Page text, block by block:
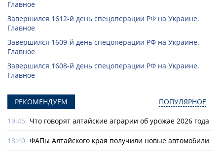
Главное
Завершился 1612-й день спецоперации РФ на Украине.
Главное
Завершился 1609-й день спецоперации РФ на Украине.
Главное
Завершился 1608-й день спецоперации РФ на Украине.
Главное
РЕКОМЕНДУЕМ ПОПУЛЯРНОЕ
19:45 Что говорят алтайские аграрии об урожае 2026 года
18:40 ФАПы Алтайского края получили новые автомобили